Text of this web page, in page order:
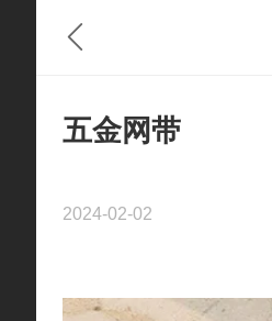
五金网带
2024-02-02